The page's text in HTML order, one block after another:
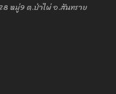
หมู่9 ต.ป่าไผ่ อ.สันทราย